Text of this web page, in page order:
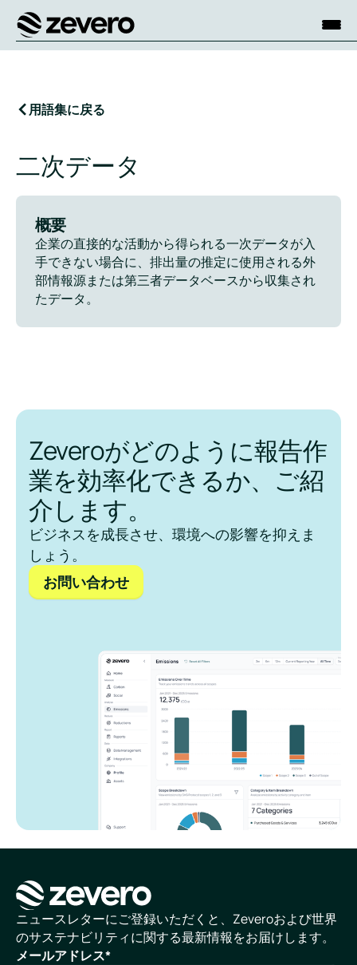
ホーム
用語集に戻る
二次データ
概要
企業の直接的な活動から得られる一次データが入
手できない場合に、排出量の推定に使用される外
部情報源または第三者データベースから収集され
たデータ。
Zeveroがどのように報告作
業を効率化できるか、ご紹
介します。
ビジネスを成長させ、環境への影響を抑えま
しょう。
お問い合わせ
ホームページ
ニュースレターにご登録いただくと、Zeveroおよび世界
のサステナビリティに関する最新情報をお届けします。
メールアドレス*